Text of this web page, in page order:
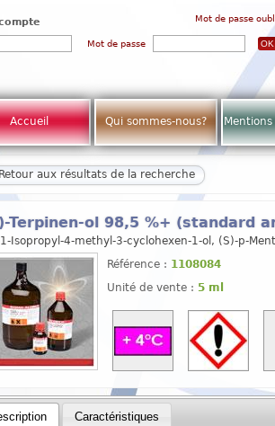
Mot de passe
Mot de passe
Accueil Qui sommes-nous? Mentions
Retour aux résultats de la recherche
Terpinen-ol 98,5 %+ (standard
Isopropyl-4-methyl-3-cyclohexen-1-ol, (S)-p-
Référence : 1108084
Unité de vente : 5 ml
Caractéristiques